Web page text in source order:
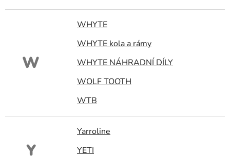
W
WHYTE
WHYTE kola a rámy
WHYTE NÁHRADNÍ DÍLY
WOLF TOOTH
WTB
Y
Yarroline
YETI